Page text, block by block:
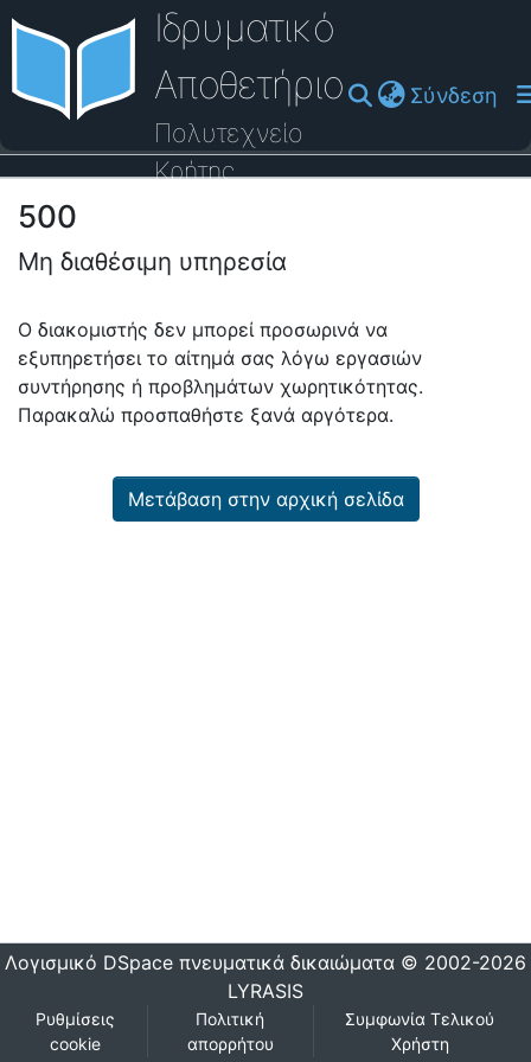
Ιδρυματικό
Αποθετήριο
Πολυτεχνείο
Κρήτης
Σύνδεση
Οδηγός Βοήθειας
500
Μη διαθέσιμη υπηρεσία
Ο διακομιστής δεν μπορεί προσωρινά να
εξυπηρετήσει το αίτημά σας λόγω εργασιών
συντήρησης ή προβλημάτων χωρητικότητας.
Παρακαλώ προσπαθήστε ξανά αργότερα.
Μετάβαση στην αρχική σελίδα
Λογισμικό DSpace πνευματικά δικαιώματα © 2002-2026
LYRASIS
Ρυθμίσεις
cookie
Πολιτική
απορρήτου
Συμφωνία Τελικού
Χρήστη